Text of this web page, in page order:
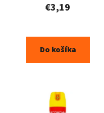
€3,19
Do košíka